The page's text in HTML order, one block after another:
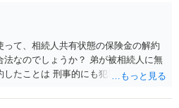
って、相続人共有状態の保険金の解約
法なのでしょうか？ 弟が被相続人に無
たことは 刑事的にも犯罪となる可能
弁護士に面談で詳しい事情を話して